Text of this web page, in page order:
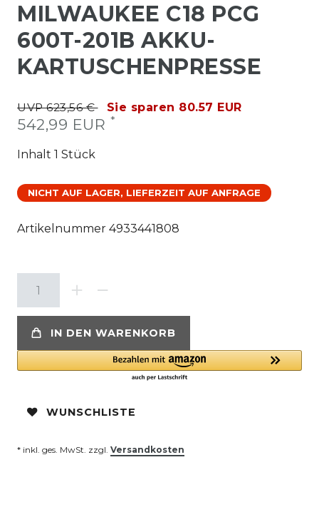
MILWAUKEE C18 PCG
600T-201B AKKU-
KARTUSCHENPRESSE
UVP 623,56 € Sie sparen 80.57 EUR
542,99 EUR *
Inhalt 1 Stück
NICHT AUF LAGER, LIEFERZEIT AUF ANFRAGE
Artikelnummer 4933441808
IN DEN WARENKORB
WUNSCHLISTE
* inkl. ges. MwSt. zzgl. Versandkosten